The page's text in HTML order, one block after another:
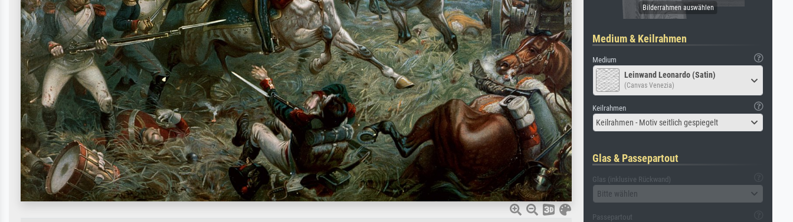
Medium & Keilrahmen
Medium
Leinwand Leonardo (Satin)
(Canvas Venezia)
Keilrahmen
Keilrahmen - Motiv seitlich gespiegelt
Glas & Passepartout
Glas (inklusive Rückwand)
Bitte wählen
Passepartout